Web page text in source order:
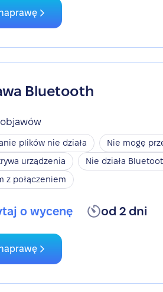
Bluetooth
plików nie działa
Nie mogę
urządzenia
Nie działa
z połączeniem
o wycenę od 2 dni